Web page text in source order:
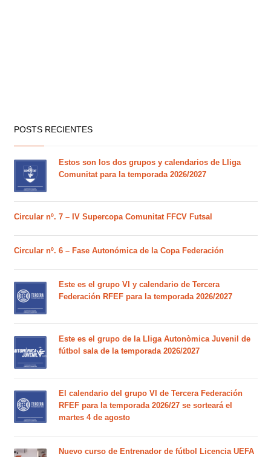
POSTS RECIENTES
Estos son los dos grupos y calendarios de Lliga
Comunitat para la temporada 2026/2027
Circular nº. 7 – IV Supercopa Comunitat FFCV Futsal
Circular nº. 6 – Fase Autonómica de la Copa Federación
Este es el grupo VI y calendario de Tercera
Federación RFEF para la temporada 2026/2027
Este es el grupo de la Lliga Autonòmica Juvenil de
fútbol sala de la temporada 2026/2027
El calendario del grupo VI de Tercera Federación
RFEF para la temporada 2026/27 se sorteará el
martes 4 de agosto
Nuevo curso de Entrenador de fútbol Licencia UEFA